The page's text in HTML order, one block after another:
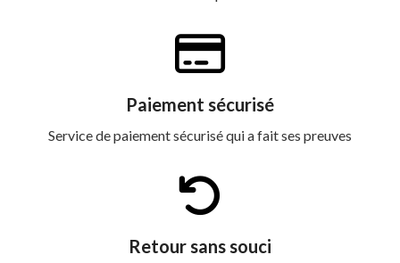
Paiement sécurisé
Service de paiement sécurisé qui a fait ses preuves
Retour sans souci